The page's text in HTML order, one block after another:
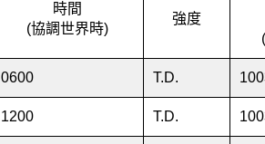
時間
(協調世界時)
強度
0600 T.D.
1200 T.D.